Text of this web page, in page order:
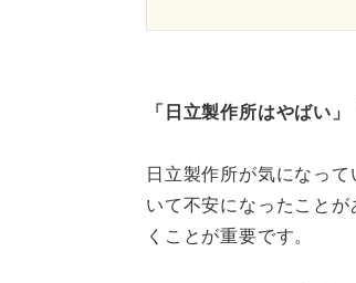
「日立製作所はやばい
日立製作所が気になっ
いて不安になったこと
くことが重要です。